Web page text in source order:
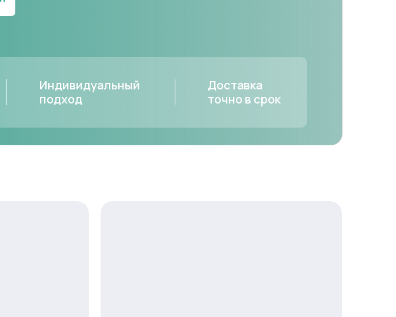
Индивидуальный
подход
Доставка
точно в срок